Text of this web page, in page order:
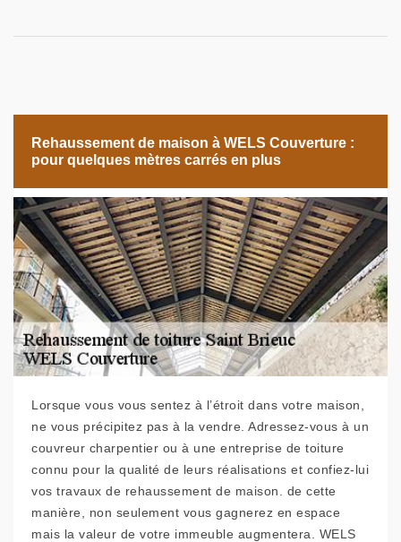
Rehaussement de maison à WELS Couverture :
pour quelques mètres carrés en plus
Lorsque vous vous sentez à l’étroit dans votre maison,
ne vous précipitez pas à la vendre. Adressez-vous à un
couvreur charpentier ou à une entreprise de toiture
connu pour la qualité de leurs réalisations et confiez-lui
vos travaux de rehaussement de maison. de cette
manière, non seulement vous gagnerez en espace
mais la valeur de votre immeuble augmentera. WELS